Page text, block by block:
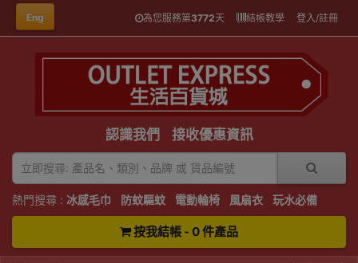
Eng 為您服務第3772天 結帳教學 登入/註冊
認識我們 接收優惠資訊
熱門搜尋 : 冰感毛巾 防蚊驅蚊 電動輪椅 風扇衣 玩水必備
按我結帳 - 0 件產品